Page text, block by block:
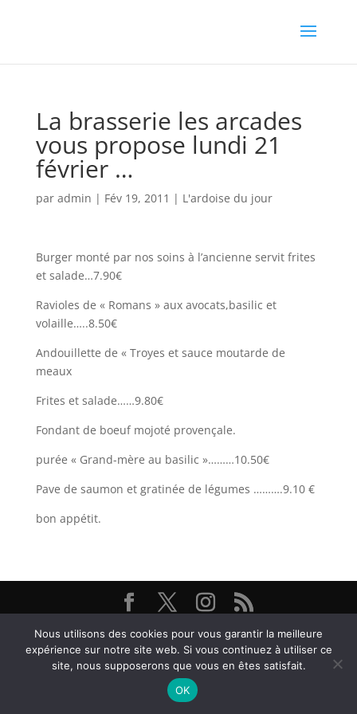
La brasserie les arcades
vous propose lundi 21
février …
par admin | Fév 19, 2011 | L'ardoise du jour
Burger monté par nos soins à l’ancienne servit frites
et salade…7.90€
Ravioles de « Romans » aux avocats,basilic et
volaille…..8.50€
Andouillette de « Troyes et sauce moutarde de
meaux
Frites et salade……9.80€
Fondant de boeuf mojoté provençale.
purée « Grand-mère au basilic »………10.50€
Pave de saumon et gratinée de légumes ……….9.10 €
bon appétit.
Restaurant Brasserie Les Arcades, 38000 Grenoble -
@ Textes et Photos Thierry et Frédéric Bayle - 2026
Nous utilisons des cookies pour vous garantir la meilleure
expérience sur notre site web. Si vous continuez à utiliser ce
site, nous supposerons que vous en êtes satisfait.
OK